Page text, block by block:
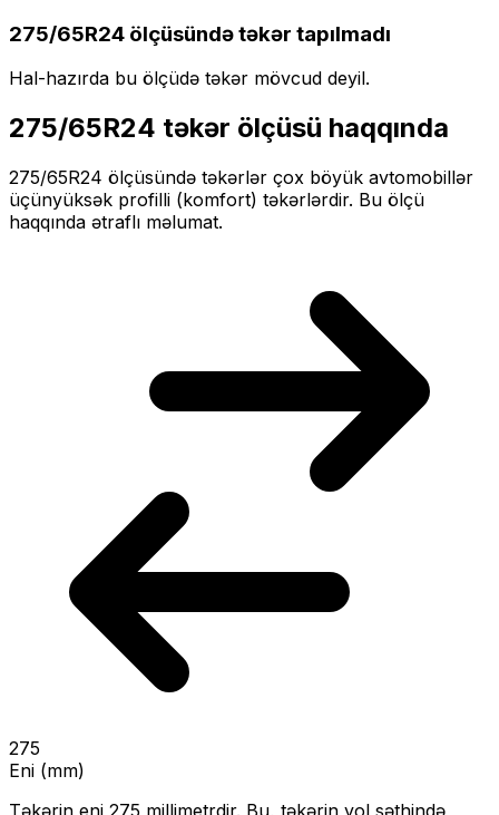
275/65R24 ölçüsündə təkər tapılmadı
Hal-hazırda bu ölçüdə təkər mövcud deyil.
275/65R24 təkər ölçüsü haqqında
275/65R24 ölçüsündə təkərlər çox böyük avtomobillər
üçünyüksək profilli (komfort) təkərlərdir. Bu ölçü
haqqında ətraflı məlumat.
275
Eni (mm)